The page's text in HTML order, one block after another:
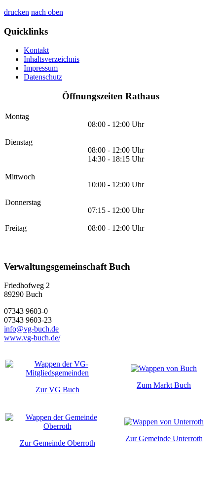
drucken nach oben
Quicklinks
Kontakt
Inhaltsverzeichnis
Impressum
Datenschutz
Öffnungszeiten Rathaus
Montag
08:00 - 12:00 Uhr
Dienstag
08:00 - 12:00 Uhr
14:30 - 18:15 Uhr
Mittwoch
10:00 - 12:00 Uhr
Donnerstag
07:15 - 12:00 Uhr
Freitag 08:00 - 12:00 Uhr
Verwaltungsgemeinschaft Buch
Friedhofweg 2
89290 Buch
07343 9603-0
07343 9603-23
info@vg-buch.de
www.vg-buch.de/
Zur VG Buch
Zum Markt Buch
Zur Gemeinde Oberroth
Zur Gemeinde Unterroth